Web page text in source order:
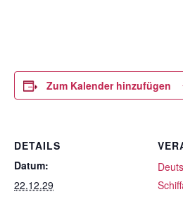
Zum Kalender hinzufügen
DETAILS
Datum:
22.12.29